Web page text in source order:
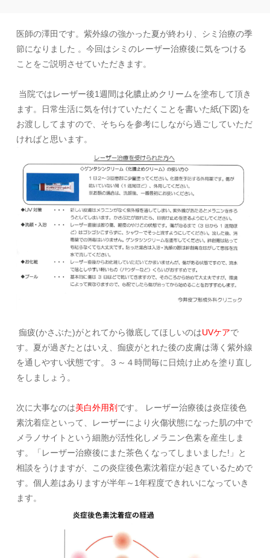
医師の澤田です。紫外線の強かった夏が終わり、シミ治療の季
節になりました 。今回はシミのレーザー治療後に気をつける
ことをご説明させていただきます。
当院ではレーザー後1週間は化膿止めクリームを塗布して頂き
ます。日常生活に気を付けていただくことを書いた紙(下図)を
お渡ししてますので、そちらを参考にしながら過ごしていただ
ければと思います。
痂疲(かさぶた)がとれてから徹底してほしいのはUVケアで
す。夏が過ぎたとはいえ、痂疲がとれた後の皮膚は薄く紫外線
を通しやすい状態です。３～４時間毎に日焼け止めを塗り直し
をしましょう。
次に大事なのは美白外用剤 です。 レーザー治療後は炎症後色
素沈着症といって、レーザーにより火傷状態になった肌の中で
メラノサイトという細胞が活性化しメラニン色素を産生しま
す。「レーザー治療後にまた茶色くなってしまいました! 」と
相談をうけますが、この炎症後色素沈着症が起きているためで
す。個人差はありますが半年～1年程度できれいになっていき
ます。